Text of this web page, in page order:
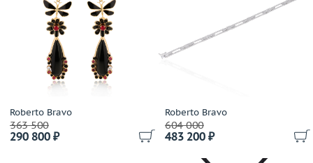
Bertapelle&Carlesso
Bibigi
Biko
Bochic
Boucheron
Breuning
British Academy of Jewellery
Roberto Bravo
363 500
290 800 ₽
Roberto Bravo
604 000
483 200 ₽